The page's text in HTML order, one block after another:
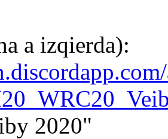
a izqierda):
2020"